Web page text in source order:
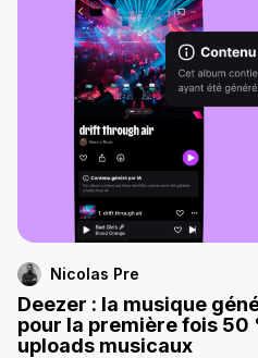
Nicolas Pre
Deezer : la musique
pour la première fois 50
uploads musicaux